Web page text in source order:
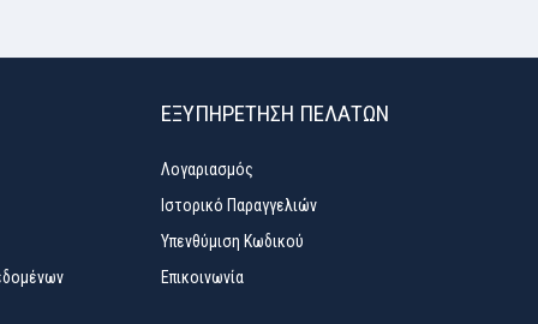
ΕΞΥΠΗΡΈΤΗΣΗ ΠΕΛΑΤΏΝ
Λογαριασμός
Ιστορικό Παραγγελιών
Υπενθύμιση Κωδικού
Επικοινωνία